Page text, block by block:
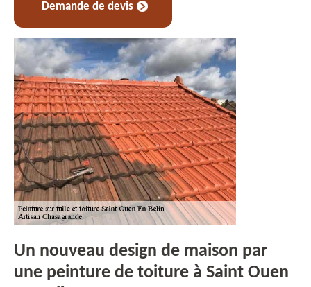
Demande de devis
Un nouveau design de maison par
une peinture de toiture à Saint Ouen